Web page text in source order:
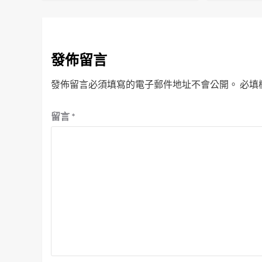
發佈留言
發佈留言必須填寫的電子郵件地址不會公開。 必填
留言 *